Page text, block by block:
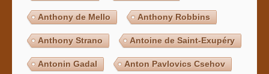
Anthony de Mello Anthony Robbins
Anthony Strano Antoine de Saint-Exupéry
Antonin Gadal Anton Pavlovics Csehov